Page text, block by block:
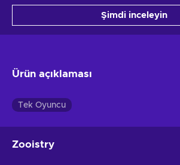
Şimdi inceleyin
Ürün açıklaması
Tek Oyuncu
Zooistry